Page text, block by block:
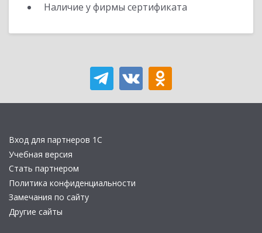
Наличие у фирмы сертификата
Вход для партнеров 1С
Учебная версия
Стать партнером
Политика конфиденциальности
Замечания по сайту
Другие сайты